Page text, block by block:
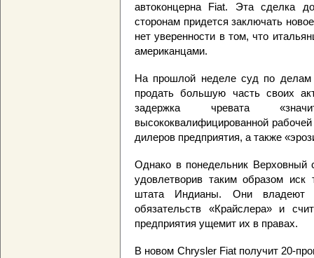
автоконцерна Fiat. Эта сделка
сторонам придется заключать
нет уверенности в том, что
американцами.
На прошлой неделе суд по делам
продать большую часть своих
задержка чревата
высококвалифицированной
дилеров предприятия, а также
Однако в понедельник
удовлетворив таким образом
штата Индианы. Они владеют
обязательств «Крайслера» и
предприятия ущемит их в правах.
В новом Chrysler Fiat получит 20-